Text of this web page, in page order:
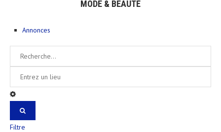
MODE & BEAUTÉ
Annonces
Filtre